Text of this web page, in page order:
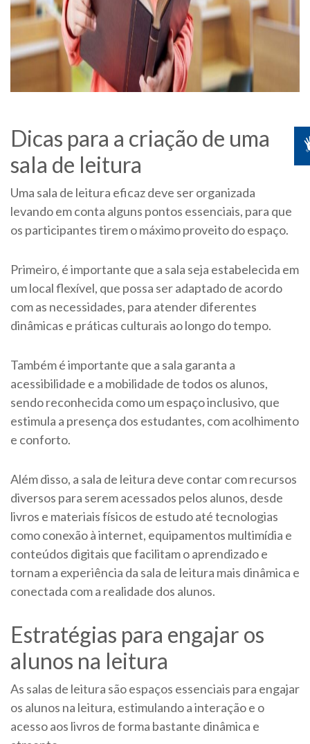
Dicas para a criação de uma
sala de leitura
Uma sala de leitura eficaz deve ser organizada
levando em conta alguns pontos essenciais, para que
os participantes tirem o máximo proveito do espaço.
Primeiro, é importante que a sala seja estabelecida em
um local flexível, que possa ser adaptado de acordo
com as necessidades, para atender diferentes
dinâmicas e práticas culturais ao longo do tempo.
Também é importante que a sala garanta a
acessibilidade e a mobilidade de todos os alunos,
sendo reconhecida como um espaço inclusivo, que
estimula a presença dos estudantes, com acolhimento
e conforto.
Além disso, a sala de leitura deve contar com recursos
diversos para serem acessados pelos alunos, desde
livros e materiais físicos de estudo até tecnologias
como conexão à internet, equipamentos multimídia e
conteúdos digitais que facilitam o aprendizado e
tornam a experiência da sala de leitura mais dinâmica e
conectada com a realidade dos alunos.
Estratégias para engajar os
alunos na leitura
As salas de leitura são espaços essenciais para engajar
os alunos na leitura, estimulando a interação e o
acesso aos livros de forma bastante dinâmica e